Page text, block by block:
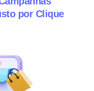
por Clique